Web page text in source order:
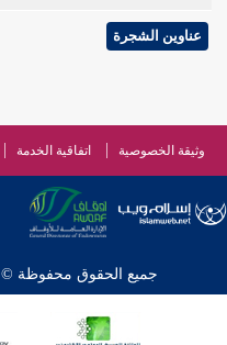
عناوين الشجرة
وثيقة الخصوصية اتفاقية الخدمة
جميع الحقوق محفوظة © 2026 - 1998 لشبكة إسلام ويب